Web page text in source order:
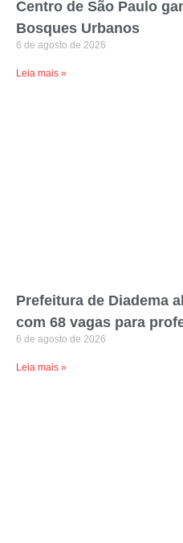
Centro de São Paulo
Bosques Urbanos
6 de agosto de 2026
Leia mais »
Prefeitura de Diadema
com 68 vagas para
6 de agosto de 2026
Leia mais »